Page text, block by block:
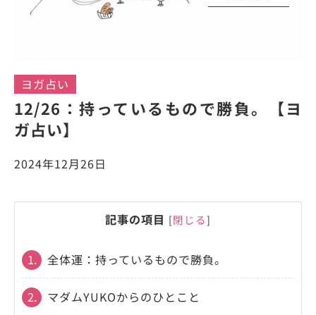
ヨガ占い
12/26：持っているもので勝負。【ヨ
ガ占い】
2024年12月26日
記事の項目 [閉じる]
1. 全体運：持っているもので勝負。
2.
マダムYUKOからのひとこと